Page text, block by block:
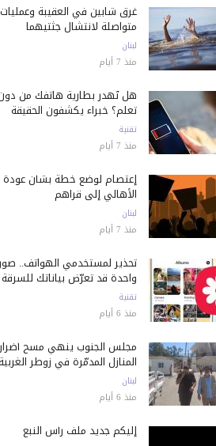
غرق شابين في العقيبة وعمليات
متواصلة لانتشال جثتيهما
لبنان
منذ 7 أيام
هل تُهدر بطارية هاتفك من
تعلم؟ خبراء يكشفون الحقيقة
تقنية
منذ 7 أيام
إعتصام لوضع خطة بشأن عودة
الأهالي إلى قراهم
لبنان
منذ 7 أيام
تحذير لمستخدمي الهواتف..
واحدة قد تعرّض بياناتك للسرقة
تقنية
منذ 6 أيام
مجلس الجنوب ينهي مسح أضرار
المنازل المدمّرة في زوطر الغربية
لبنان
منذ 6 أيام
إليكم جديد ملف رأس النبع